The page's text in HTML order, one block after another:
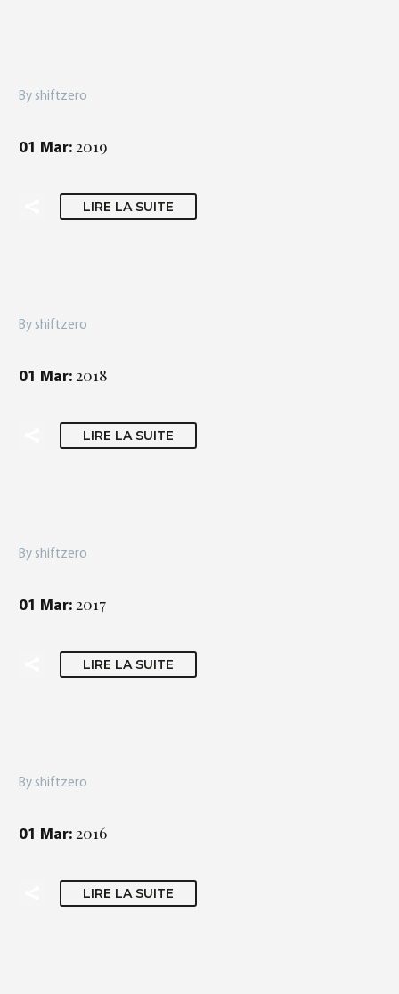
By shiftzero
01 Mar: 2019
LIRE LA SUITE
By shiftzero
01 Mar: 2018
LIRE LA SUITE
By shiftzero
01 Mar: 2017
LIRE LA SUITE
By shiftzero
01 Mar: 2016
LIRE LA SUITE